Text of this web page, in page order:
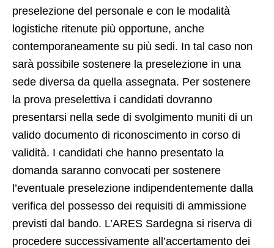
preselezione del personale e con le modalità
logistiche ritenute più opportune, anche
contemporaneamente su più sedi. In tal caso non
sarà possibile sostenere la preselezione in una
sede diversa da quella assegnata. Per sostenere
la prova preselettiva i candidati dovranno
presentarsi nella sede di svolgimento muniti di un
valido documento di riconoscimento in corso di
validità. I candidati che hanno presentato la
domanda saranno convocati per sostenere
l’eventuale preselezione indipendentemente dalla
verifica del possesso dei requisiti di ammissione
previsti dal bando. L’ARES Sardegna si riserva di
procedere successivamente all’accertamento dei